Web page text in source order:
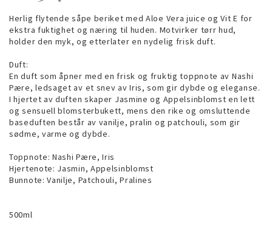
Herlig flytende såpe beriket med Aloe Vera juice og Vit E for
ekstra fuktighet og næring til huden. Motvirker tørr hud,
holder den myk, og etterlater en nydelig frisk duft.
Duft:
En duft som åpner med en frisk og fruktig toppnote av Nashi
Pære, ledsaget av et snev av Iris, som gir dybde og eleganse.
I hjertet av duften skaper Jasmine og Appelsinblomst en lett
og sensuell blomsterbukett, mens den rike og omsluttende
baseduften består av vanilje, pralin og patchouli, som gir
sødme, varme og dybde.
Toppnote: Nashi Pære, Iris
Hjertenote: Jasmin, Appelsinblomst
Bunnote: Vanilje, Patchouli, Pralines
500ml